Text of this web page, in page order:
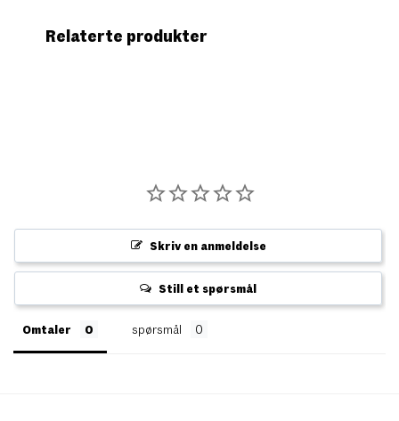
Relaterte produkter
Skriv en anmeldelse
Still et spørsmål
Omtaler spørsmål